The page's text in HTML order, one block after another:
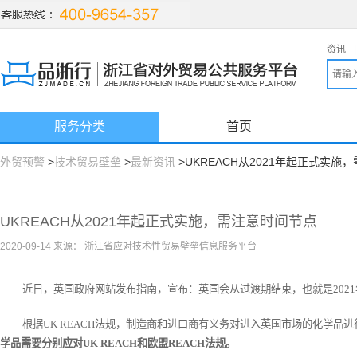
资讯
服务分类 首页
外贸预警 >技术贸易壁垒 >最新资讯 >UKREACH从2021年起正式实施，
UKREACH从2021年起正式实施，需注意时间节点
2020-09-14 来源： 浙江省应对技术性贸易壁垒信息服务平台
近日，英国政府网站发布指南，宣布：英国会从过渡期结束，也就是
根据UK REACH法规，制造商和进口商有义务对进入英国市场的化学品进
学品需要分别应对UK REACH和欧盟REACH法规。